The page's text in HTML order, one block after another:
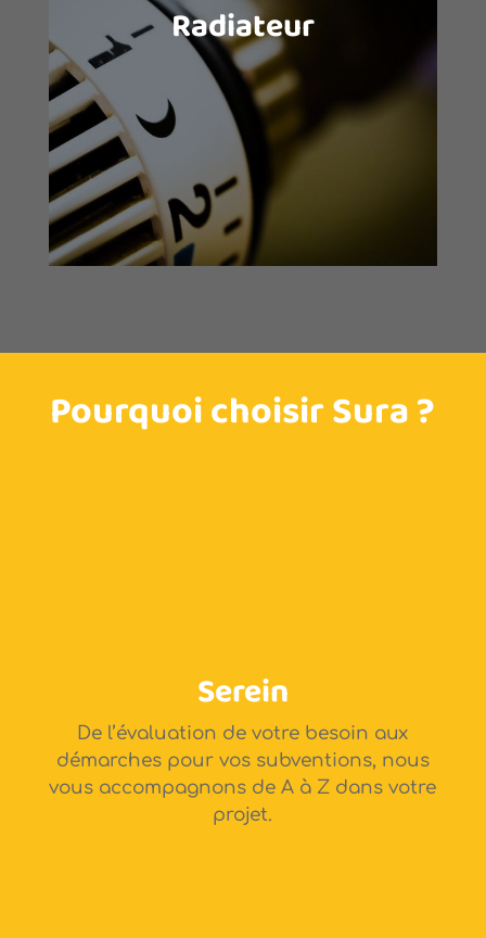
Radiateur
Qu’ils soient électriques, rayonnants,
à inertie ou à chaleur douce, les
radiateurs sont un excellent moyen
pour chauffer sa maison grâce à leur
bas cout et leur rapidité de
fonctionnement.
Pourquoi choisir Sura ?
Serein
De l’évaluation de votre besoin aux
démarches pour vos subventions, nous
vous accompagnons de A à Z dans votre
projet.